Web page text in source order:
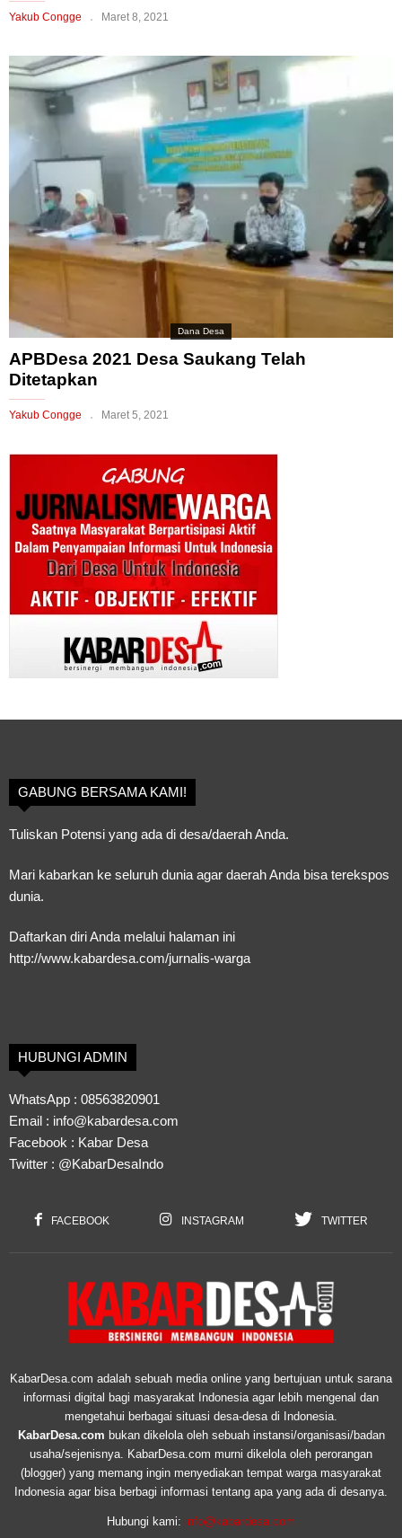
Yakub Congge Maret 8, 2021
Dana Desa
APBDesa 2021 Desa Saukang Telah
Ditetapkan
Yakub Congge Maret 5, 2021
GABUNG BERSAMA KAMI!
Tuliskan Potensi yang ada di desa/daerah Anda.
Mari kabarkan ke seluruh dunia agar daerah Anda bisa terekspos
dunia.
Daftarkan diri Anda melalui halaman ini
http://www.kabardesa.com/jurnalis-warga
HUBUNGI ADMIN
WhatsApp : 08563820901
Email : info@kabardesa.com
Facebook : Kabar Desa
Twitter : @KabarDesaIndo
FACEBOOK INSTAGRAM TWITTER
KabarDesa.com adalah sebuah media online yang bertujuan untuk sarana
informasi digital bagi masyarakat Indonesia agar lebih mengenal dan
mengetahui berbagai situasi desa-desa di Indonesia.
KabarDesa.com bukan dikelola oleh sebuah instansi/organisasi/badan
usaha/sejenisnya. KabarDesa.com murni dikelola oleh perorangan
(blogger) yang memang ingin menyediakan tempat warga masyarakat
Indonesia agar bisa berbagi informasi tentang apa yang ada di desanya.
Hubungi kami: info@kabardesa.com